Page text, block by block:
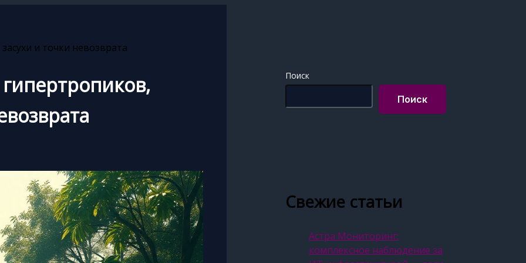
и точки невозврата
Поиск
Поиск
Свежие статьи
Астра Мониторинг:
комплексное наблюдение за